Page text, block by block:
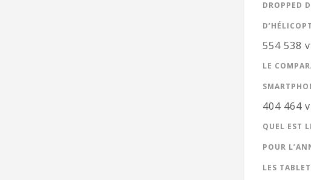
DROPPED
554 538
LE
404 464
QUEL EST
POUR
LES